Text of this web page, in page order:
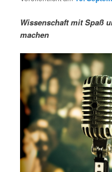
ä
r
e
I
n
n
d
ä
e
n
n
v
i
g
t
i
o
Wissenschaft mit Spaß
machen